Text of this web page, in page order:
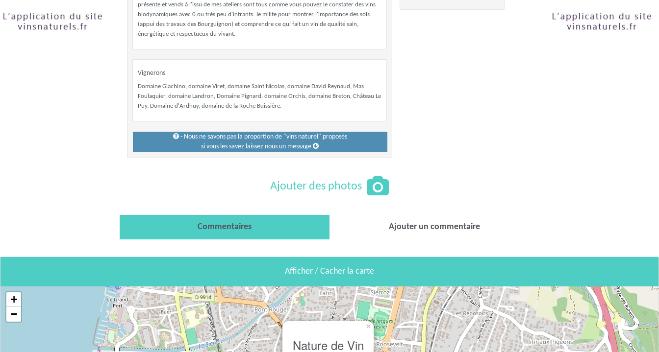
présente et vends à l'issu de mes ateliers sont tous comme vous pouvez le constater des vins
biodynamiques avec 0 ou très peu d'intrants. Je milite pour montrer l'importance des sols
(appui des travaux des Bourguignon) et comprendre ce qui fait un vin de qualité sain,
énergétique et respectueux du vivant.
Vignerons
Domaine Giachino, domaine Viret, domaine Saint Nicolas, domaine David Reynaud, Mas
Foulaquier, domaine Landron, Domaine Pignard, domaine Orchis, domaine Breton, Château Le
Puy, Domaine d'Ardhuy, domaine de la Roche Buissière.
- Nous ne savons pas la proportion de "vins naturel" proposés
si vous les savez laissez nous un message
Ajouter des photos
Commentaires Ajouter un commentaire
Afficher / Cacher la carte
Nature de Vin
×
+
−